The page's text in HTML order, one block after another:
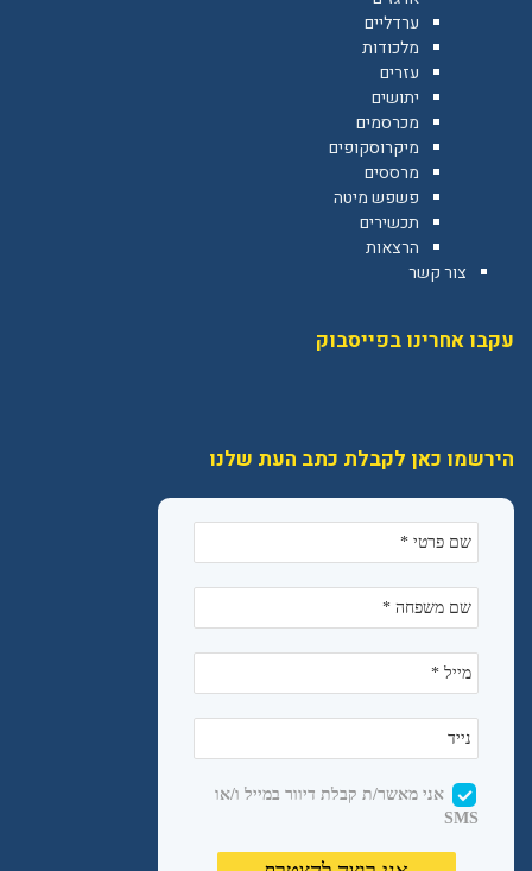
ערדליים
מלכודות
עזרים
יתושים
מכרסמים
מיקרוסקופים
מרססים
פשפש מיטה
תכשירים
הרצאות
צור קשר
עקבו אחרינו בפייסבוק
הירשמו כאן לקבלת כתב העת שלנו